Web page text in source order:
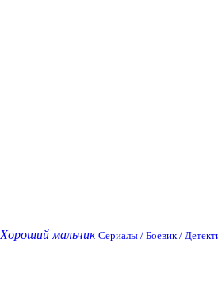
Хороший мальчик Сериалы / Боевик /